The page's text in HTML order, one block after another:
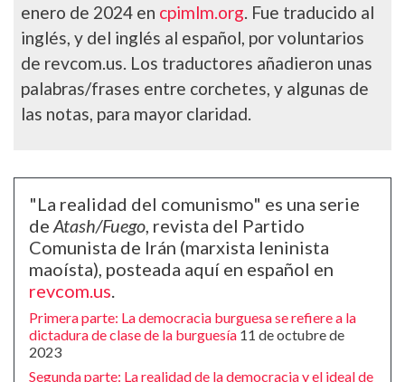
enero de 2024 en cpimlm.org. Fue traducido al
inglés, y del inglés al español, por voluntarios
de revcom.us. Los traductores añadieron unas
palabras/frases entre corchetes, y algunas de
las notas, para mayor claridad.
"La realidad del comunismo" es una serie
de Atash/Fuego , revista del Partido
Comunista de Irán (marxista leninista
maoísta), posteada aquí en español en
revcom.us
Primera parte: La democracia burguesa se refiere a la
dictadura de clase de la burguesía 11 de octubre de
2023
Segunda parte: La realidad de la democracia y el ideal de